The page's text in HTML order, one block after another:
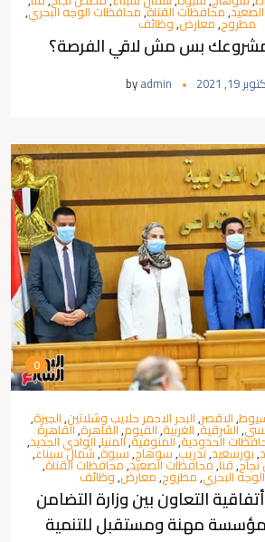
,محافظات القناة,محافظات الوجه البحري,
مطروح,معارض,وظائف
بس مش لاقي الفرصة؟
19, 2021
byadmin
0
,الاقصر,البحر الاحمر حلايب وشلاتين,الجيزة,
,الشرقية,الغربية,الفيوم,القاهرة,القاهرة
الحدودية,المنوفية,المنيا,الوادي الجديد,
,بورسعيد,تدريب,سوهاج,سيوة,شمال سيناء,
,قنا,محافظات الصعيد,محافظات القناة,
البحري,مطروح,معارض,وظائف
التعاون بين وزارة التضامن
مهنة ومستقبل للتنمية